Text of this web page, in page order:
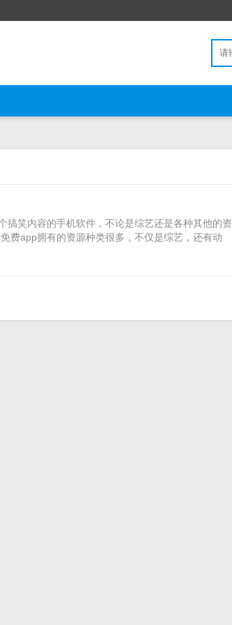
笑内容的手机软件，不论是综艺还是各种其他的资
费app拥有的资源种类很多，不仅是综艺，还有动
多有趣的内容，让大家可以开开心心的欣赏各种视